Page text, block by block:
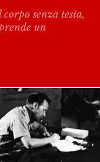
senza testa,
un